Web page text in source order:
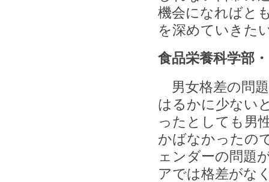
機会になればと
を深めていきた
食品栄養科学部
男女格差の問
はるかに少ない
ったとしても男
かばなかったの
ェンダーの問題
アでは格差がな